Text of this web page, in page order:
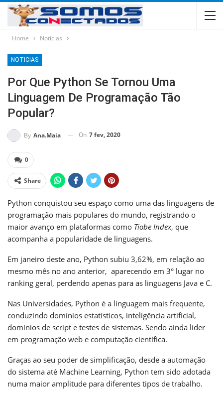
Home Noticias
NOTICIAS
Por Que Python Se Tornou Uma
Linguagem De Programação Tão
Popular?
By Ana.Maia On 7 fev, 2020
0
Share
Python conquistou seu espaço como uma das linguagens de
programação mais populares do mundo, registrando o
maior avanço em plataformas como Tiobe Index, que
acompanha a popularidade de linguagens.
Em janeiro deste ano, Python subiu 3,62%, em relação ao
mesmo mês no ano anterior, aparecendo em 3° lugar no
ranking geral, perdendo apenas para as linguagens Java e C.
Nas Universidades, Python é a linguagem mais frequente,
conduzindo domínios estatísticos, inteligência artificial,
domínios de script e testes de sistemas. Sendo ainda líder
em programação web e computação científica.
Graças ao seu poder de simplificação, desde a automação
do sistema até Machine Learning, Python tem sido adotada
numa maior amplitude para diferentes tipos de trabalho.